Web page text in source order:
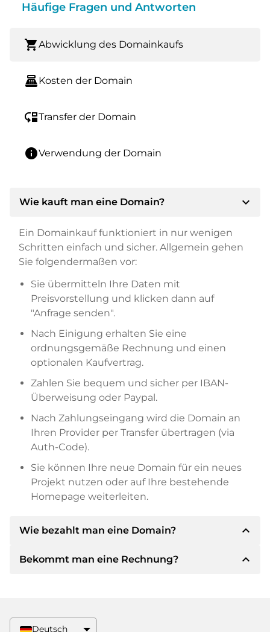
Häufige Fragen und Antworten
shopping_cartAbwicklung des Domainkaufs
point_of_saleKosten der Domain
move_downTransfer der Domain
infoVerwendung der Domain
Wie kauft man eine Domain? expand_more
Ein Domainkauf funktioniert in nur wenigen
Schritten einfach und sicher. Allgemein gehen
Sie folgendermaßen vor:
Sie übermitteln Ihre Daten mit
Preisvorstellung und klicken dann auf
"Anfrage senden".
Nach Einigung erhalten Sie eine
ordnungsgemäße Rechnung und einen
optionalen Kaufvertrag.
Zahlen Sie bequem und sicher per IBAN-
Überweisung oder Paypal.
Nach Zahlungseingang wird die Domain an
Ihren Provider per Transfer übertragen (via
Auth-Code).
Sie können Ihre neue Domain für ein neues
Projekt nutzen oder auf Ihre bestehende
Homepage weiterleiten.
Wie bezahlt man eine Domain? expand_less
Nach einer Einigung wird der Inhaber Ihnen die
Zahlungsmethoden anbieten.
Bekommt man eine Rechnung? expand_less
größeren Kaufpreisen bekommen Sie auf
Deutsch